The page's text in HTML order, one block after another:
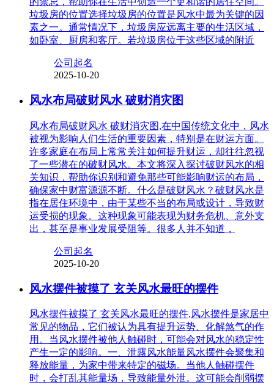
垃圾房的位置选择垃圾房的位置是风水中最为关键的因
素之一。通常情况下，垃圾房应远离主要的生活区域，
如卧室、厨房和客厅。若垃圾房位于这些区域的附近
公司起名
2025-10-20
风水布局破财风水 破财消灾图
风水布局破财风水 破财消灾图,在中国传统文化中，风水
被视为影响人们生活的重要因素，特别是在财运方面。
许多家庭在布局上常常关注如何提升财运，却往往忽视
了一些潜在的破财风水。本文将深入探讨破财风水的相
关知识，帮助你识别和避免那些可能影响财运的布局，
确保家中财富源源不断。什么是破财风水？破财风水是
指在居住环境中，由于某些不当的布局或设计，导致财
运受损的现象。这种现象可能表现为财务危机、意外支
出，甚至是事业发展受阻等。很多人并不知道，
公司起名
2025-10-20
风水摆件被摸了 玄关风水最旺的摆件
风水摆件被摸了 玄关风水最旺的摆件,风水摆件是家居中
常见的物品，它们被认为具有提升运势、化解煞气的作
用。当风水摆件被他人触碰时，可能会对风水的稳定性
产生一定的影响。一、泄露风水能量风水摆件会聚集和
释放能量，为家中带来特定的磁场。当他人触碰摆件
时，会打乱其能量场，导致能量外泄。这可能会削弱摆